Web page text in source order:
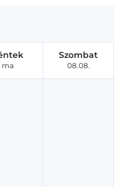
ma
Szombat
08.08.